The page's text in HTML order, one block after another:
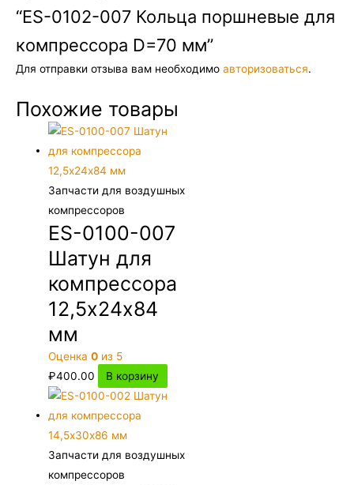
“ES-0102-007 Кольца поршневые для
компрессора D=70 мм”
Для отправки отзыва вам необходимо авторизоваться.
Похожие товары
Запчасти для воздушных
компрессоров
ES-0100-007
Шатун для
компрессора
12,5х24х84
мм
Оценка0 из 5
₽400.00 В корзину
Запчасти для воздушных
компрессоров